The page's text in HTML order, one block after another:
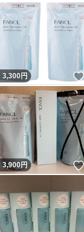
3,300円
3,900円